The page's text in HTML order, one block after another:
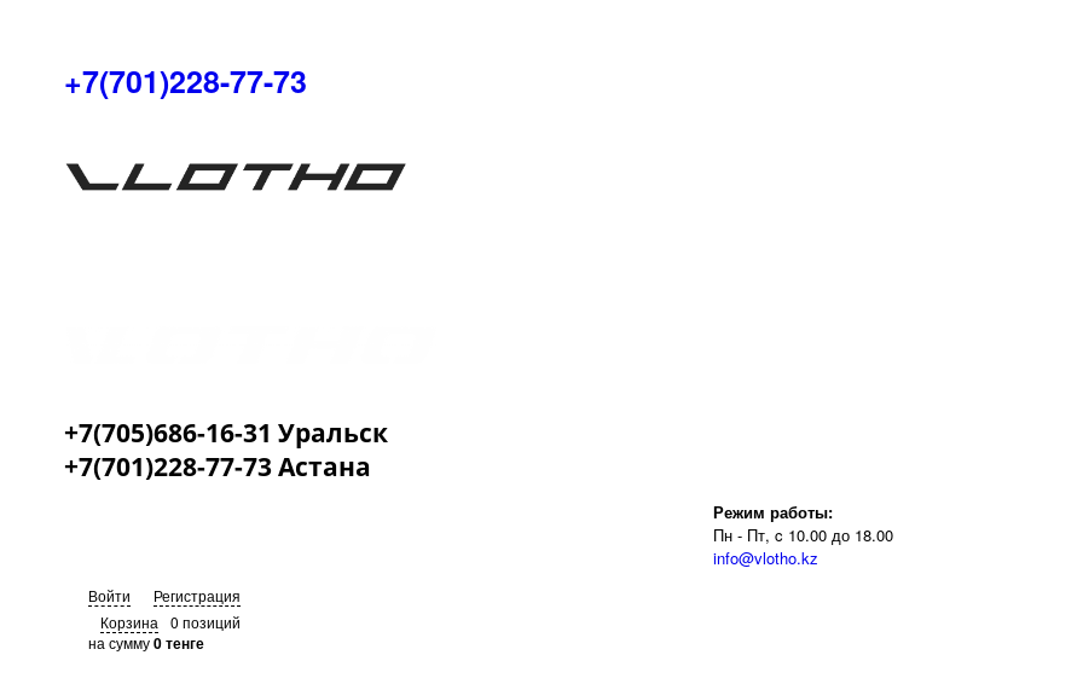
+7(701)228-77-73
+7(705)686-16-31 Уральск
+7(701)228-77-73 Астана
Режим работы:
Пн - Пт, c 10.00 до 18.00
info@vlotho.kz
Войти
Регистрация
Корзина
0 позиций
на сумму0 тенге